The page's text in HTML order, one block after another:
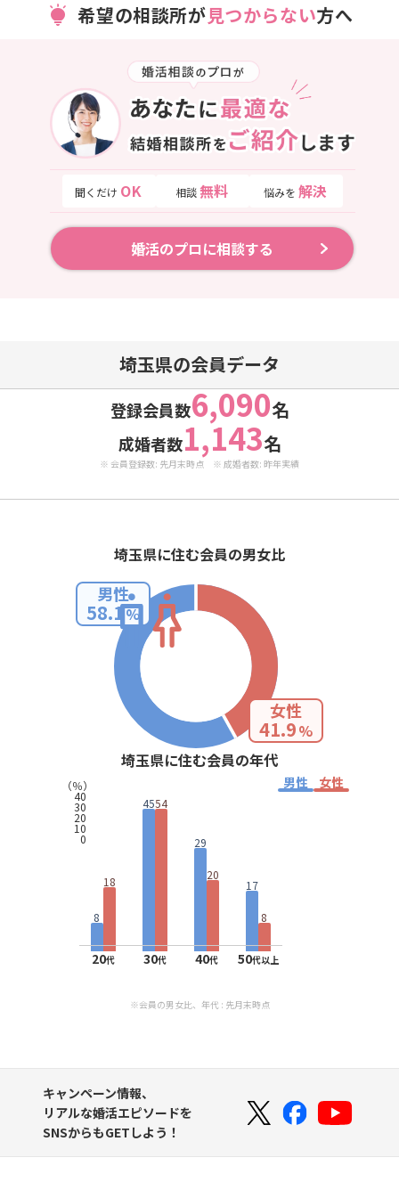
希望の相談所が見つからない方へ
聞くだけ OK 相談 無料 悩みを 解決
婚活のプロに相談する
埼玉県の会員データ
登録会員数6,090名
成婚者数1,143名
※ 会員登録数: 先月末時点 ※ 成婚者数: 昨年実績
埼玉県に住む会員の男女比
男性
58.1%
女性
41.9%
埼玉県に住む会員の年代
男性 女性
（％）
40
30
20
10
0
8
18
20代
4554
30代
29
20
40代
17
8
50代以上
※会員の男女比、年代 : 先月末時点
キャンペーン情報、
リアルな婚活エピソードを
SNSからもGETしよう！